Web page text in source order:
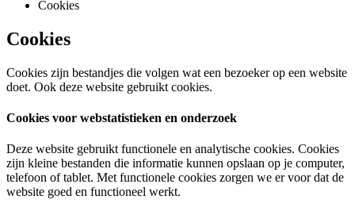
Cookies
Cookies
Cookies zijn bestandjes die volgen wat een bezoeker op een website
doet. Ook deze website gebruikt cookies.
Cookies voor webstatistieken en onderzoek
Deze website gebruikt functionele en analytische cookies. Cookies
zijn kleine bestanden die informatie kunnen opslaan op je computer,
telefoon of tablet. Met functionele cookies zorgen we er voor dat de
website goed en functioneel werkt.